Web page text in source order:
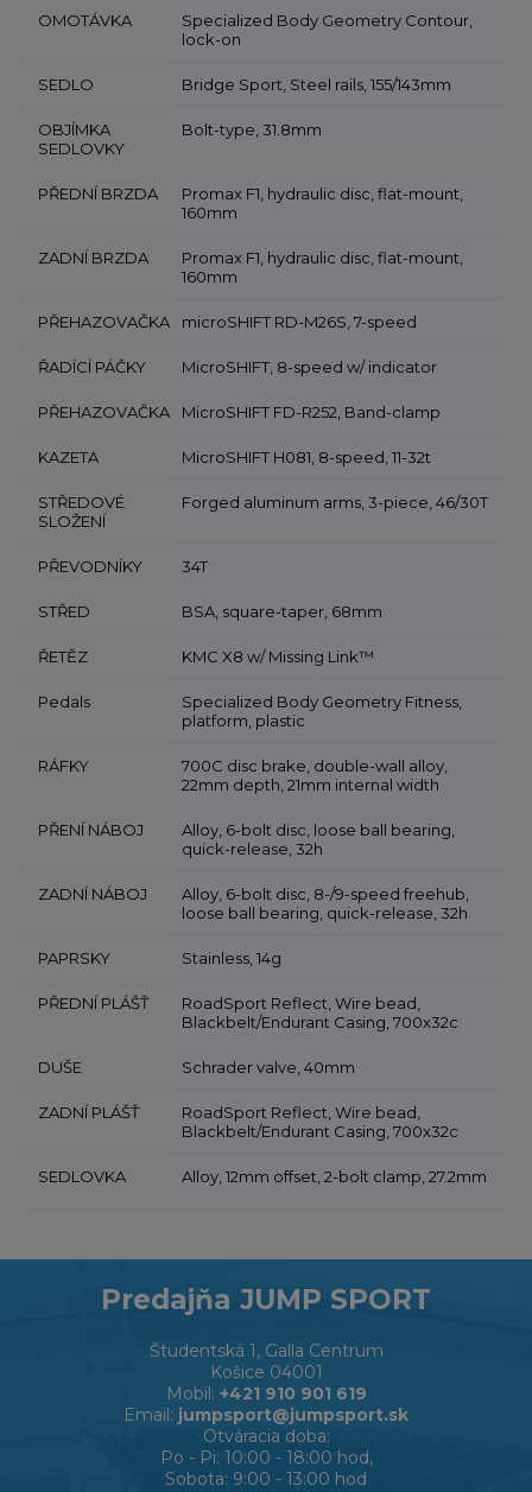
OMOTÁVKA
Specialized Body Geometry Contour,
lock-on
SEDLO Bridge Sport, Steel rails, 155/143mm
OBJÍMKA
SEDLOVKY
Bolt-type, 31.8mm
PŘEDNÍ BRZDA
Promax F1, hydraulic disc, flat-mount,
160mm
ZADNÍ BRZDA
Promax F1, hydraulic disc, flat-mount,
160mm
PŘEHAZOVAČKA microSHIFT RD-M26S, 7-speed
ŘADÍCÍ PÁČKY MicroSHIFT, 8-speed w/ indicator
PŘEHAZOVAČKA MicroSHIFT FD-R252, Band-clamp
KAZETA MicroSHIFT H081, 8-speed, 11-32t
STŘEDOVÉ
SLOŽENÍ
Forged aluminum arms, 3-piece, 46/30T
PŘEVODNÍKY 34T
STŘED BSA, square-taper, 68mm
ŘETĚZ KMC X8 w/ Missing Link™
Pedals
Specialized Body Geometry Fitness,
platform, plastic
RÁFKY
700C disc brake, double-wall alloy,
22mm depth, 21mm internal width
PŘENÍ NÁBOJ
Alloy, 6-bolt disc, loose ball bearing,
quick-release, 32h
ZADNÍ NÁBOJ
Alloy, 6-bolt disc, 8-/9-speed freehub,
loose ball bearing, quick-release, 32h
PAPRSKY Stainless, 14g
PŘEDNÍ PLÁŠŤ
RoadSport Reflect, Wire bead,
Blackbelt/Endurant Casing, 700x32c
DUŠE Schrader valve, 40mm
ZADNÍ PLÁŠŤ
RoadSport Reflect, Wire bead,
Blackbelt/Endurant Casing, 700x32c
SEDLOVKA Alloy, 12mm offset, 2-bolt clamp, 27.2mm
Predajňa JUMP SPORT
Študentská 1, Galla Centrum
Košice 04001
Mobil: +421 910 901 619
Email: jumpsport@jumpsport.sk
Otváracia doba:
Po - Pi: 10:00 - 18:00 hod,
Sobota: 9:00 - 13:00 hod